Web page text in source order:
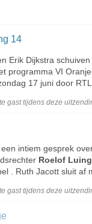
14
Erik Dijkstra
programma VI
17 juni door
gasttijdens deze
een intiem gesprek
Roelof
. Ruth Jacott sluit af
gasttijdens deze